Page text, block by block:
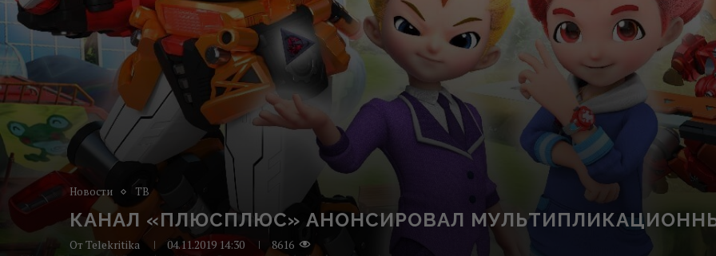
Новости ТВ
КАНАЛ «ПЛЮСПЛЮС» АНОНСИРОВАЛ
ОтTelekritika 04.11.2019 14:30 8616